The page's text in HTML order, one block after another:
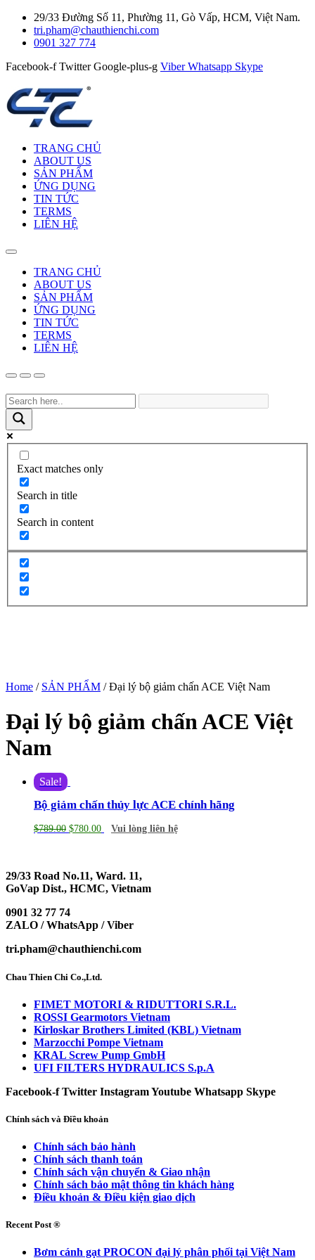
29/33 Đường Số 11, Phường 11, Gò Vấp, HCM, Việt Nam.
tri.pham@chauthienchi.com
0901 327 774
Facebook-f Twitter Google-plus-g Viber Whatsapp Skype
TRANG CHỦ
ABOUT US
SẢN PHẨM
ỨNG DỤNG
TIN TỨC
TERMS
LIÊN HỆ
TRANG CHỦ
ABOUT US
SẢN PHẨM
ỨNG DỤNG
TIN TỨC
TERMS
LIÊN HỆ
Exact matches only
Search in title
Search in content
Home / SẢN PHẨM / Đại lý bộ giảm chấn ACE Việt Nam
Đại lý bộ giảm chấn ACE Việt
Nam
Sale!
Bộ giảm chấn thủy lực ACE chính hãng
$789.00 $780.00 Vui lòng liên hệ
29/33 Road No.11, Ward. 11,
GoVap Dist., HCMC, Vietnam
0901 32 77 74
ZALO / WhatsApp / Viber
tri.pham@chauthienchi.com
Chau Thien Chi Co.,Ltd.
FIMET MOTORI & RIDUTTORI S.R.L.
ROSSI Gearmotors Vietnam
Kirloskar Brothers Limited (KBL) Vietnam
Marzocchi Pompe Vietnam
KRAL Screw Pump GmbH
UFI FILTERS HYDRAULICS S.p.A
Facebook-f Twitter InstagramYoutube Whatsapp Skype
Chính sách và Điều khoản
Chính sách bảo hành
Chính sách thanh toán
Chính sách vận chuyển & Giao nhận
Chính sách bảo mật thông tin khách hàng
Điều khoản & Điều kiện giao dịch
Recent Post ®
Bơm cánh gạt PROCON đại lý phân phối tại Việt Nam